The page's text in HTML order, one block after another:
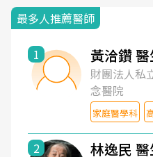
最多人推薦醫師
1 黃洽鑽 醫
財團法人私
念醫院
家庭醫學科
2 林逸民 醫